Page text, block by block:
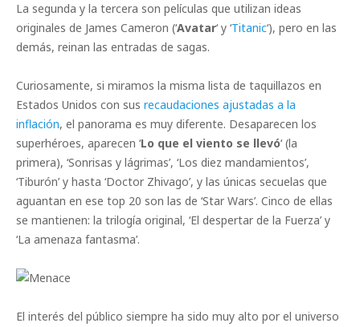
La segunda y la tercera son películas que utilizan ideas
originales de James Cameron (‘Avatar‘ y ‘Titanic‘), pero en las
demás, reinan las entradas de sagas.
Curiosamente, si miramos la misma lista de taquillazos en
Estados Unidos con sus recaudaciones ajustadas a la
inflación, el panorama es muy diferente. Desaparecen los
superhéroes, aparecen ‘Lo que el viento se llevó‘ (la
primera), ‘Sonrisas y lágrimas’, ‘Los diez mandamientos’,
‘Tiburón’ y hasta ‘Doctor Zhivago’, y las únicas secuelas que
aguantan en ese top 20 son las de ‘Star Wars’. Cinco de ellas
se mantienen: la trilogía original, ‘El despertar de la Fuerza’ y
‘La amenaza fantasma’.
El interés del público siempre ha sido muy alto por el universo